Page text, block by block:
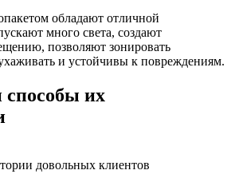
обладают отличной
много света, создают
позволяют зонировать
и устойчивы к повреждениям.
способы их
довольных клиентов